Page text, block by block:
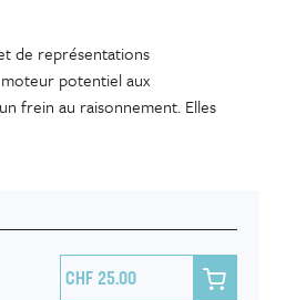
de représentations
potentiel aux
frein au raisonnement. Elles
25.00 